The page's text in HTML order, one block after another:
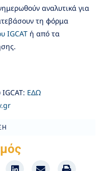
αναλυτικά για
τη φόρμα
IGCAT ή από τα
ΕΔΩ